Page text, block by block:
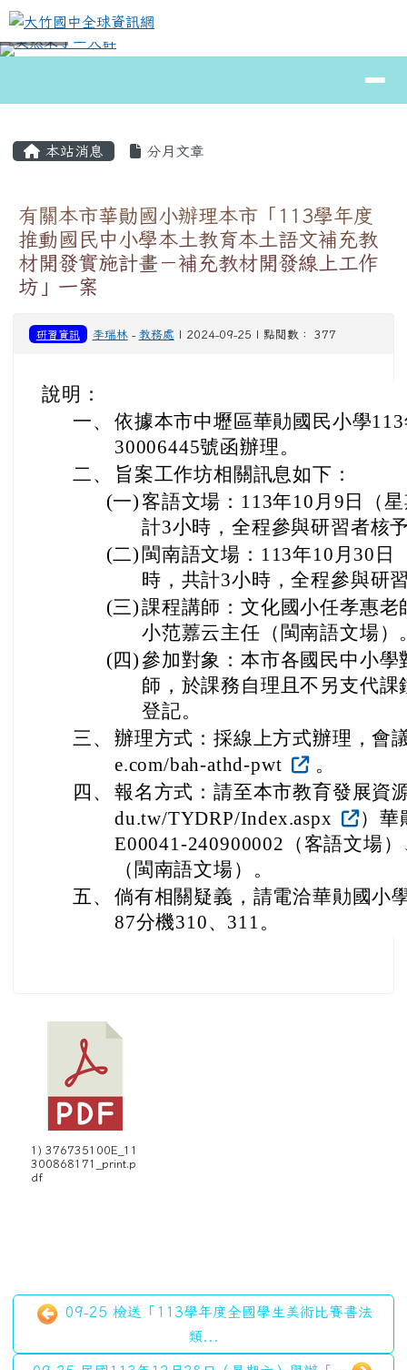
跳至主內容區
大竹國中全球資訊網
⏸
本站消息 分月文章
有關本市華勛國小辦理本市「113學年度
推動國民中小學本土教育本土語文補充教
材開發實施計畫－補充教材開發線上工作
坊」一案
研習資訊 李瑞林- 教務處 | 2024-09-25 | 點閱數： 377
說明：
一、 依據本市中壢區華勛國民小學
30006445號函辦理。
二、
旨案工作坊相關訊息如下：
(一)客語文場：113年10月9日（
計3小時，全程參與研習者核
(二) 閩南語文場：113年10月30日
時，共計3小時，全程參與研
(三)課程講師：文化國小任孝惠
小范䕒云主任（閩南語文場）
(四)參加對象：本市各國民中小
師，於課務自理且不另支代
登記。
三、 辦理方式：採線上方式辦理，會
e.com/bah-athd-pwt
。
四、 報名方式：請至本市教育發展資
du.tw/TYDRP/Index.aspx
）華
E00041-240900002（客語文場
（閩南語文場）。
五、 倘有相關疑義，請電洽華勛國小
87分機310、311。
1) 376735100E_11
300868171_print.p
df
09-25 檢送「113學年度全國學生美術比賽書法
類...